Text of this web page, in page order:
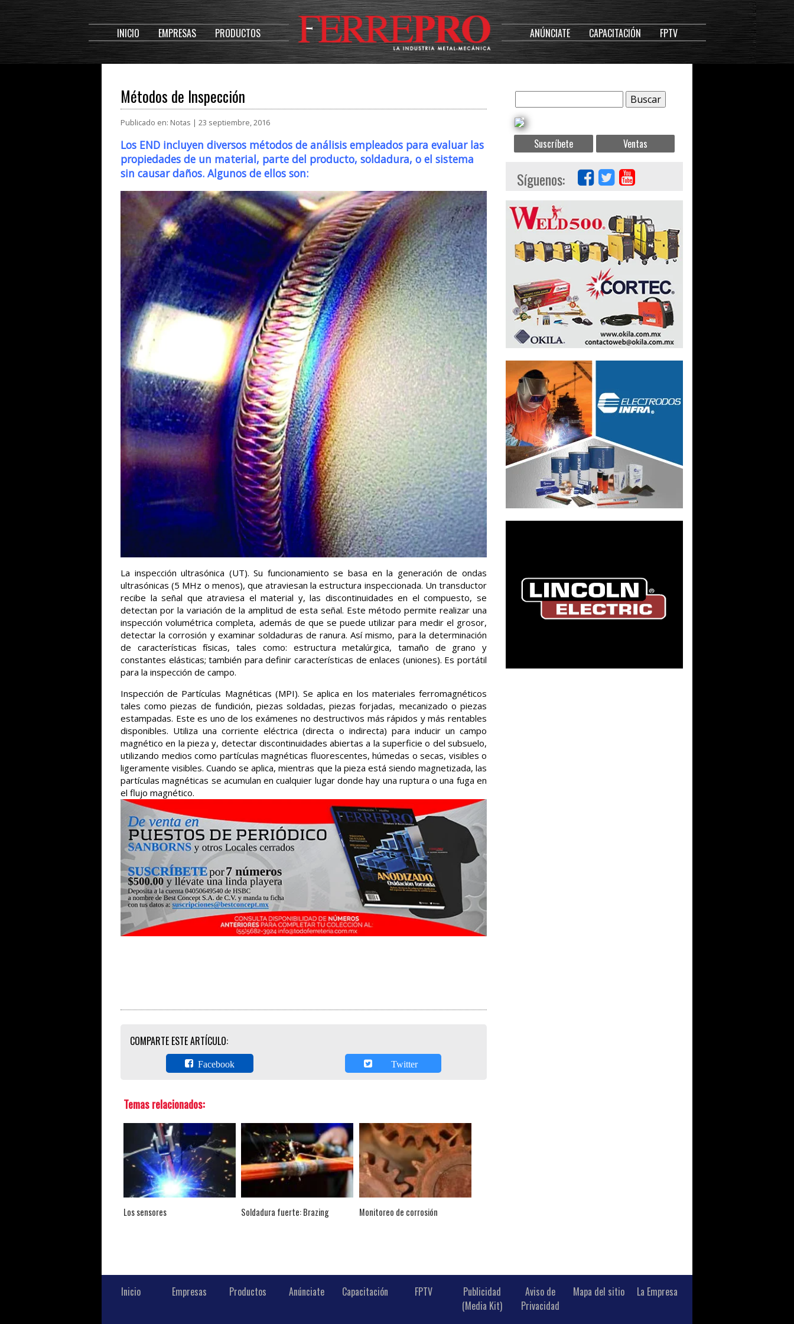
INICIO EMPRESAS PRODUCTOS ANÚNCIATE CAPACITACIÓN FPTV
Métodos de Inspección
Publicado en: Notas | 23 septiembre, 2016
Los END incluyen diversos métodos de análisis empleados para evaluar las
propiedades de un material, parte del producto, soldadura, o el sistema
sin causar daños. Algunos de ellos son:
La inspección ultrasónica (UT). Su funcionamiento se basa en la generación de ondas
ultrasónicas (5 MHz o menos), que atraviesan la estructura inspeccionada. Un transductor
recibe la señal que atraviesa el material y, las discontinuidades en el compuesto, se
detectan por la variación de la amplitud de esta señal. Este método permite realizar una
inspección volumétrica completa, además de que se puede utilizar para medir el grosor,
detectar la corrosión y examinar soldaduras de ranura. Así mismo, para la determinación
de características físicas, tales como: estructura metalúrgica, tamaño de grano y
constantes elásticas; también para definir características de enlaces (uniones). Es portátil
para la inspección de campo.
Inspección de Partículas Magnéticas (MPI). Se aplica en los materiales ferromagnéticos
tales como piezas de fundición, piezas soldadas, piezas forjadas, mecanizado o piezas
estampadas. Este es uno de los exámenes no destructivos más rápidos y más rentables
disponibles. Utiliza una corriente eléctrica (directa o indirecta) para inducir un campo
magnético en la pieza y, detectar discontinuidades abiertas a la superficie o del subsuelo,
utilizando medios como partículas magnéticas fluorescentes, húmedas o secas, visibles o
ligeramente visibles. Cuando se aplica, mientras que la pieza está siendo magnetizada, las
partículas magnéticas se acumulan en cualquier lugar donde hay una ruptura o una fuga en
el flujo magnético.
COMPARTE ESTE ARTÍCULO:
Facebook Twitter
Temas relacionados:
Los sensores Soldadura fuerte: Brazing Monitoreo de corrosión
Suscríbete Ventas
Síguenos:
Inicio Empresas Productos Anúnciate Capacitación FPTV
Publicidad
(Media Kit)
Aviso de
Privacidad
Mapa del sitio La Empresa